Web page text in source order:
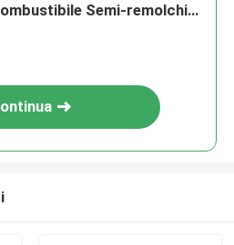
Semi-remolchio